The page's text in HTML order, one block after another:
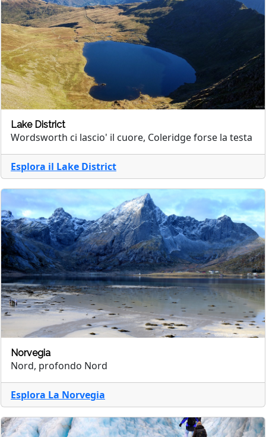
Lake District
Wordsworth ci lascio' il cuore, Coleridge forse la testa
Esplora il Lake District
Norvegia
Nord, profondo Nord
Esplora La Norvegia